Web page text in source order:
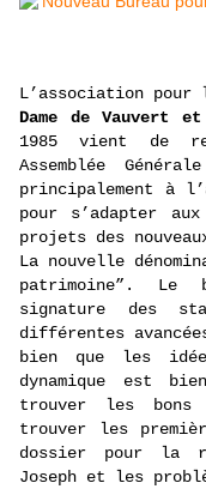
L’association
Dame de Vauvert
1985 vient de
Assemblée
principalement à
pour s’adapter
projets des
La nouvelle
patrimoine”. Le
signature des
différentes
bien que les
dynamique est
trouver les
trouver les
dossier pour la
Joseph et les